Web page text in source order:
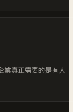
業真正需要的是有人